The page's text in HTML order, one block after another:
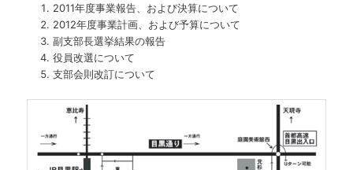
2011年度事業報告、および決算について
2012年度事業計画、および予算について
副支部長選挙結果の報告
役員改選について
支部会則改訂について